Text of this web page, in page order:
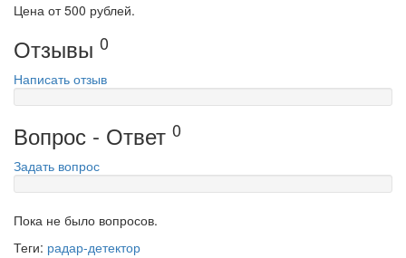
Цена от 500 рублей.
Отзывы 0
Написать отзыв
Вопрос - Ответ 0
Задать вопрос
Пока не было вопросов.
Теги: радар-детектор